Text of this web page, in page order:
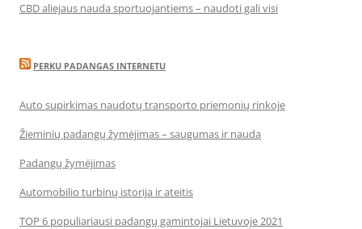
CBD aliejaus nauda sportuojantiems – naudoti gali visi
PERKU PADANGAS INTERNETU
Auto supirkimas naudotų transporto priemonių rinkoje
Žieminių padangų žymėjimas – saugumas ir nauda
Padangų žymėjimas
Automobilio turbinų istorija ir ateitis
TOP 6 populiariausi padangų gamintojai Lietuvoje 2021